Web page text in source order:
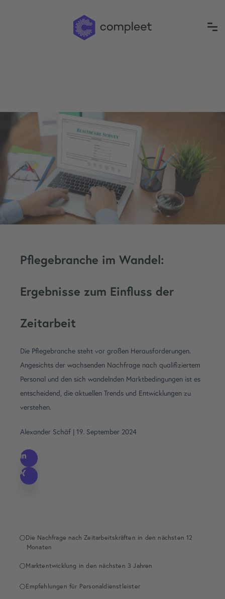
Pflegebranche im Wandel:
Ergebnisse zum Einfluss der
Zeitarbeit
Die Pflegebranche steht vor großen Herausforderungen.
Angesichts der wachsenden Nachfrage nach qualifiziertem
Personal und den sich wandelnden Marktbedingungen ist es
entscheidend, die aktuellen Trends und Entwicklungen zu
verstehen.
Alexander Schäf | 19. September 2024
Die Nachfrage nach Zeitarbeitskräften in den nächsten 12
Monaten
Marktentwicklung in den nächsten 3 Jahren
Empfehlungen für Personaldienstleister